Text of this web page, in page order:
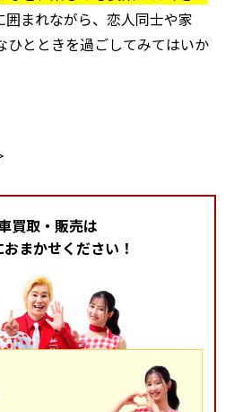
囲まれながら、恋人同士や家
ひとときを過ごしてみてはいか
買取・販売は
まかせください！